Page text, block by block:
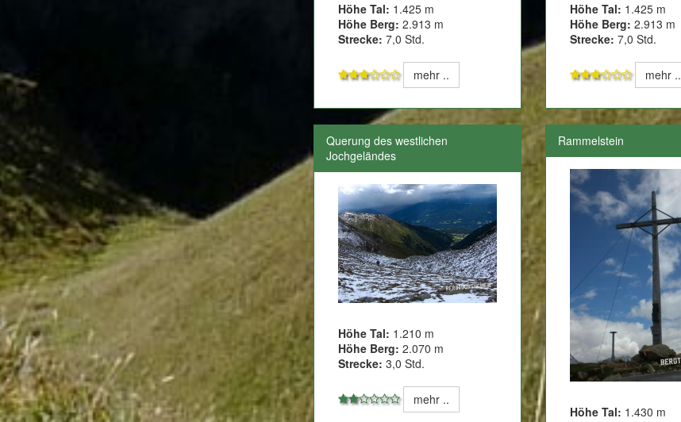
Höhe Tal: 1.425 m
Höhe Berg: 2.913 m
Strecke: 7,0 Std.
mehr ..
Höhe Tal: 1.425 m
Höhe Berg: 2.913 m
Strecke: 7,0 Std.
mehr ..
Querung des westlichen
Jochgeländes
Höhe Tal: 1.210 m
Höhe Berg: 2.070 m
Strecke: 3,0 Std.
mehr ..
Rammelstein
Höhe Tal: 1.430 m